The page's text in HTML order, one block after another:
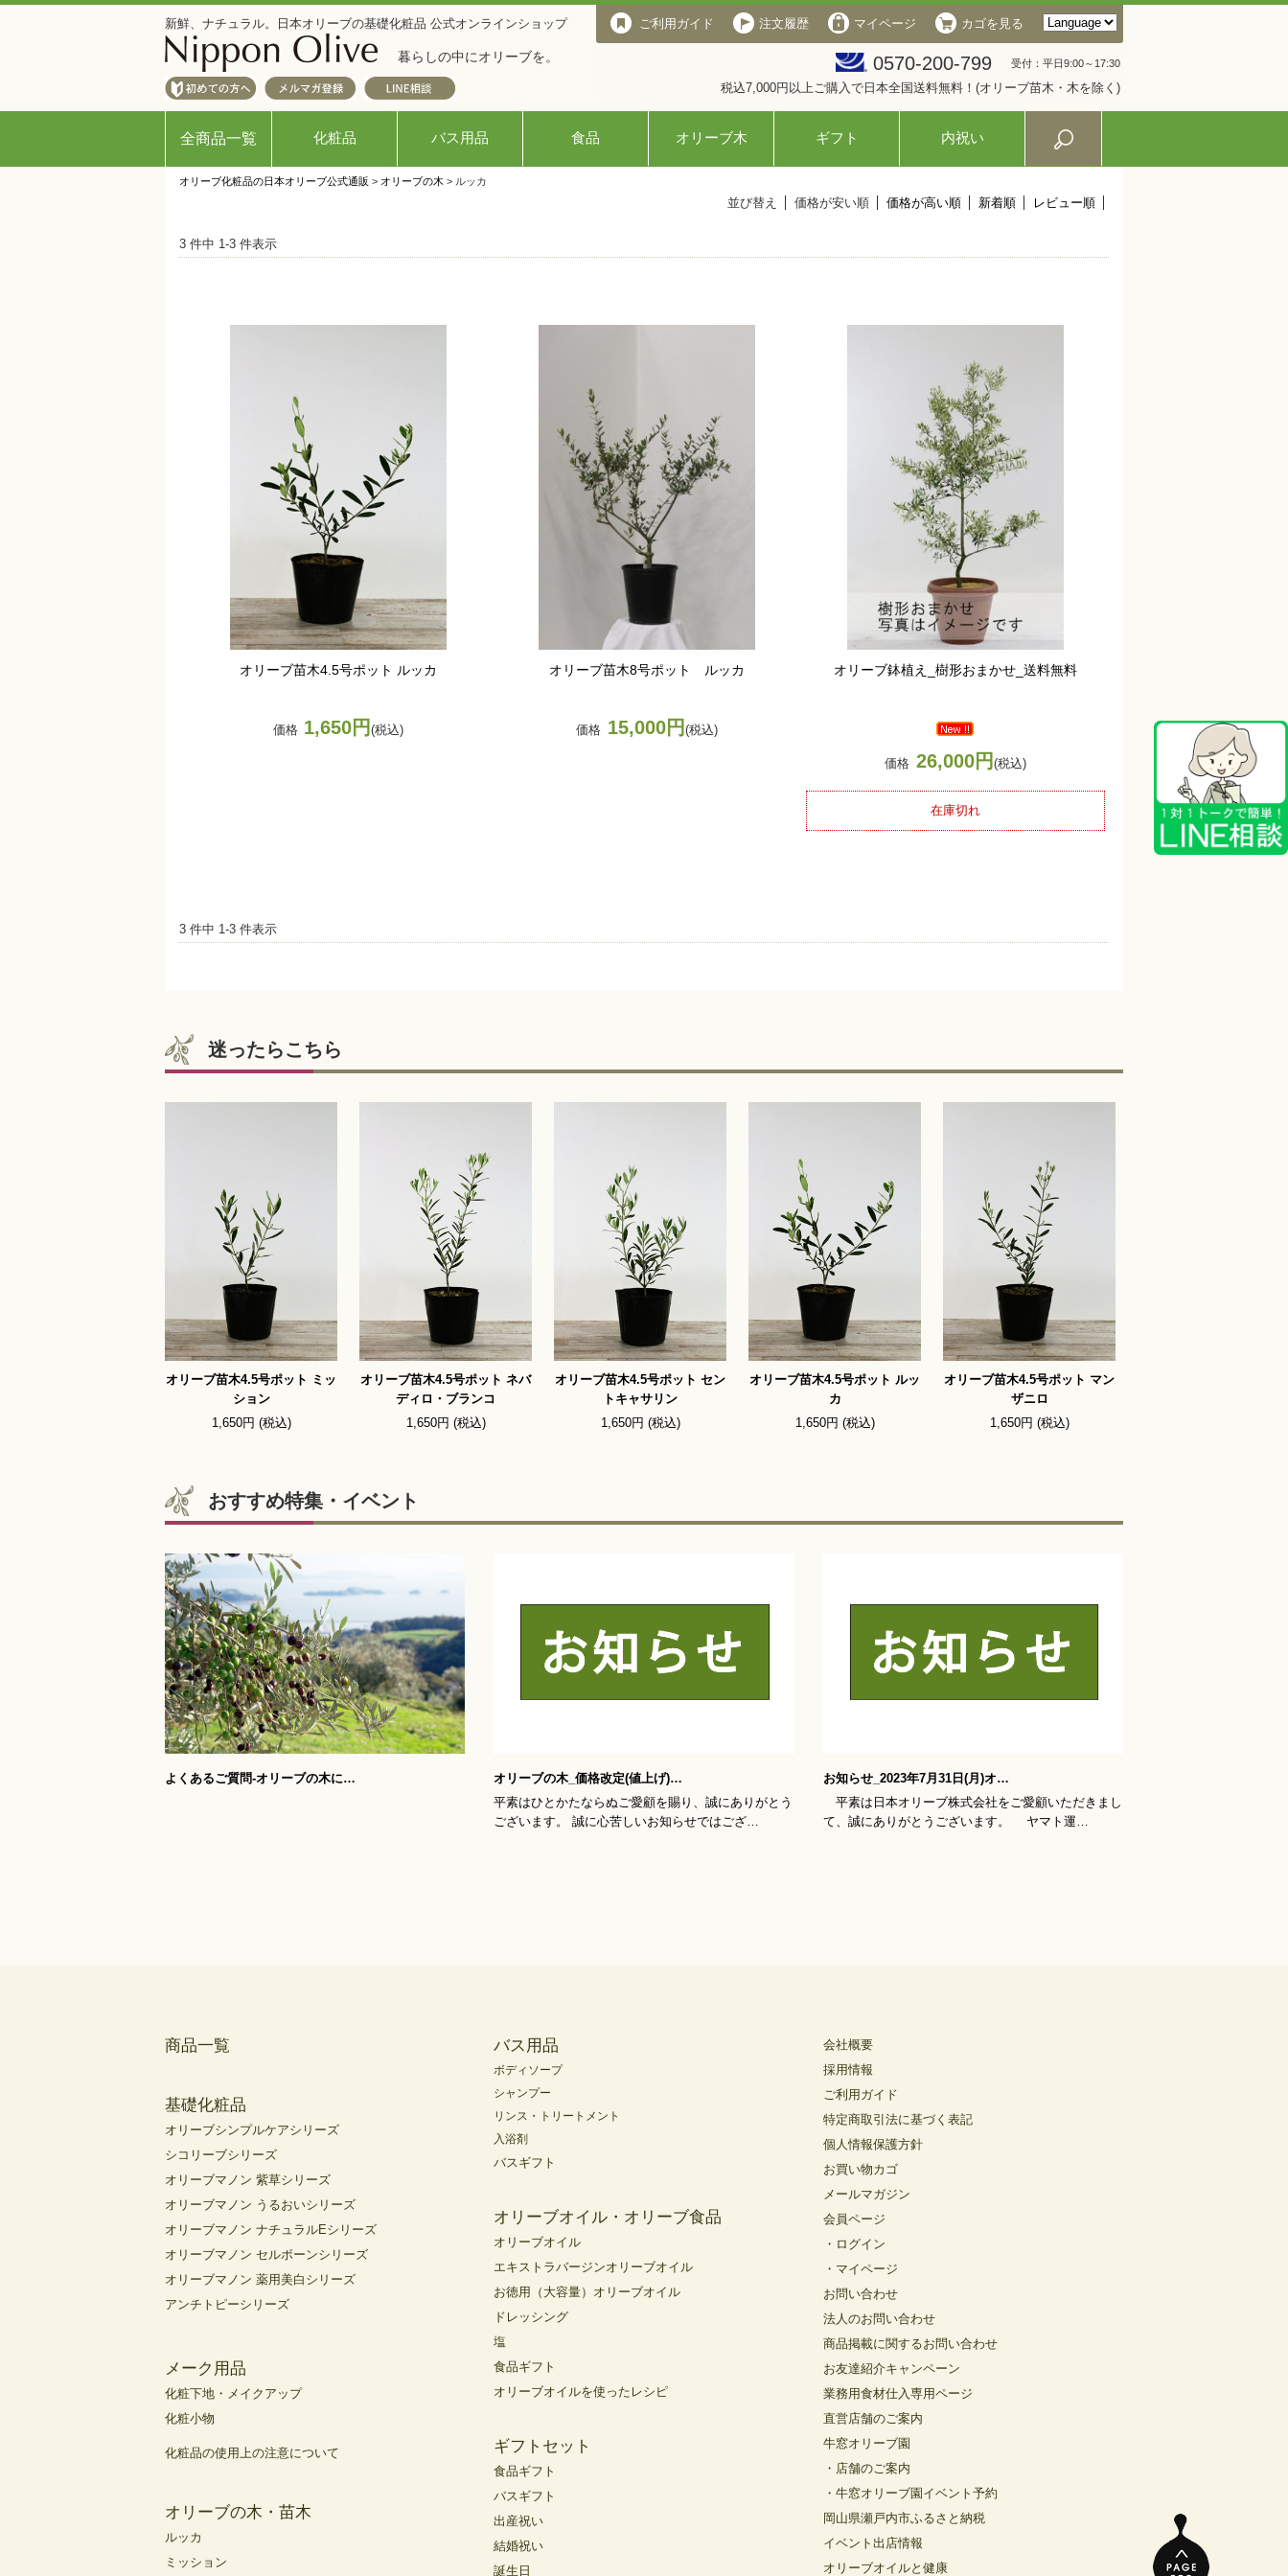
新鮮、ナチュラル。日本オリーブの基礎化粧品 公式オンラインショップ
暮らしの中にオリーブを。
ご利用ガイド 注文履歴 マイページ カゴを見る
0570-200-799 受付：平日9:00～17:30
税込7,000円以上ご購入で日本全国送料無料！(オリーブ苗木・木を除く)
全商品一覧 化粧品 バス用品 食品 オリーブ木 ギフト 内祝い
オリーブ化粧品の日本オリーブ公式通販 > オリーブの木 > ルッカ
並び替え 価格が安い順 価格が高い順 新着順 レビュー順
3 件中 1-3 件表示
オリーブ苗木4.5号ポット ルッカ
価格 1,650円(税込)
オリーブ苗木8号ポット ルッカ
価格 15,000円 (税込)
オリーブ鉢植え_樹形おまかせ_送料無料
価格 26,000円 (税込)
在庫切れ
3 件中 1-3 件表示
迷ったらこちら
オリーブ苗木4.5号ポット ミッ
ション
1,650円 (税込)
オリーブ苗木4.5号ポット ネバ
ディロ・ブランコ
1,650円 (税込)
オリーブ苗木4.5号ポット セン
トキャサリン
1,650円 (税込)
オリーブ苗木4.5号ポット ルッ
カ
1,650円 (税込)
オリーブ苗木4.5号ポット マン
ザニロ
1,650円 (税込)
商品一覧
基礎化粧品
オリーブシンプルケアシリーズ
シコリーブシリーズ
オリーブマノン 紫草シリーズ
オリーブマノン うるおいシリーズ
オリーブマノン ナチュラルEシリーズ
オリーブマノン セルボーンシリーズ
オリーブマノン 薬用美白シリーズ
アンチトピーシリーズ
メーク用品
化粧下地・メイクアップ
化粧小物
化粧品の使用上の注意について
オリーブの木・苗木
ルッカ
ミッション
バス用品
ボディソープ
シャンプー
リンス・トリートメント
入浴剤
バスギフト
オリーブオイル・オリーブ食品
オリーブオイル
エキストラバージンオリーブオイル
お徳用（大容量）オリーブオイル
ドレッシング
塩
食品ギフト
オリーブオイルを使ったレシピ
ギフトセット
食品ギフト
バスギフト
出産祝い
結婚祝い
誕生日
会社概要
採用情報
ご利用ガイド
特定商取引法に基づく表記
個人情報保護方針
お買い物カゴ
メールマガジン
会員ページ
・ログイン
・マイページ
お問い合わせ
法人のお問い合わせ
商品掲載に関するお問い合わせ
お友達紹介キャンペーン
業務用食材仕入専用ページ
直営店舗のご案内
牛窓オリーブ園
・店舗のご案内
・牛窓オリーブ園イベント予約
岡山県瀬戸内市ふるさと納税
イベント出店情報
オリーブオイルと健康